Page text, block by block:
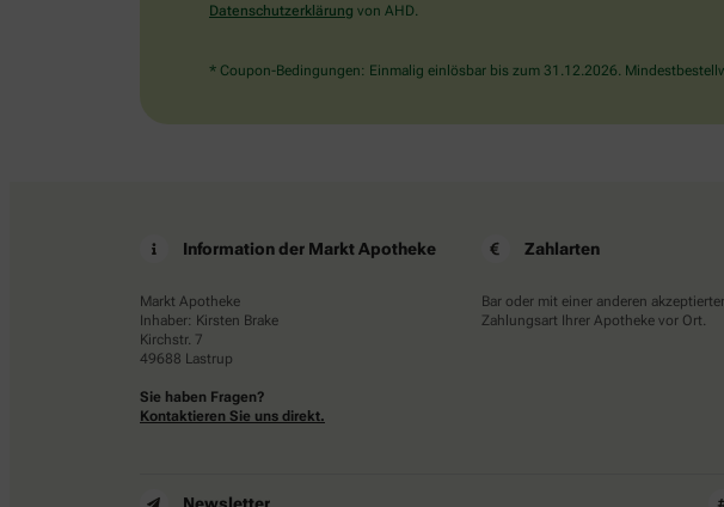
Auto.
Datenschutzerklärung von AHD.
* Coupon-Bedingungen: Einmalig einlösbar bis zum 31.12.2026.
Information der Markt Apotheke
Markt Apotheke
Inhaber: Kirsten Brake
Kirchstr. 7
49688 Lastrup
Sie haben Fragen?
Kontaktieren Sie uns direkt.
Zahlarten
Bar oder mit einer anderen
Zahlungsart Ihrer Apotheke vor Ort.